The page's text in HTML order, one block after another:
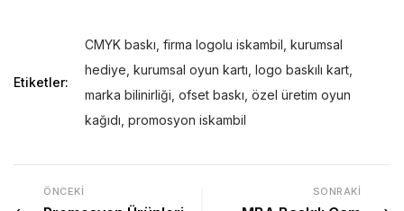
Etiketler:
CMYK baskı firma logolu iskambil kurumsal
hediye kurumsal oyun kartı logo baskılı kart
marka bilinirliği ofset baskı özel üretim oyun
kağıdı promosyon iskambil
ÖNCEKI SONRAKI